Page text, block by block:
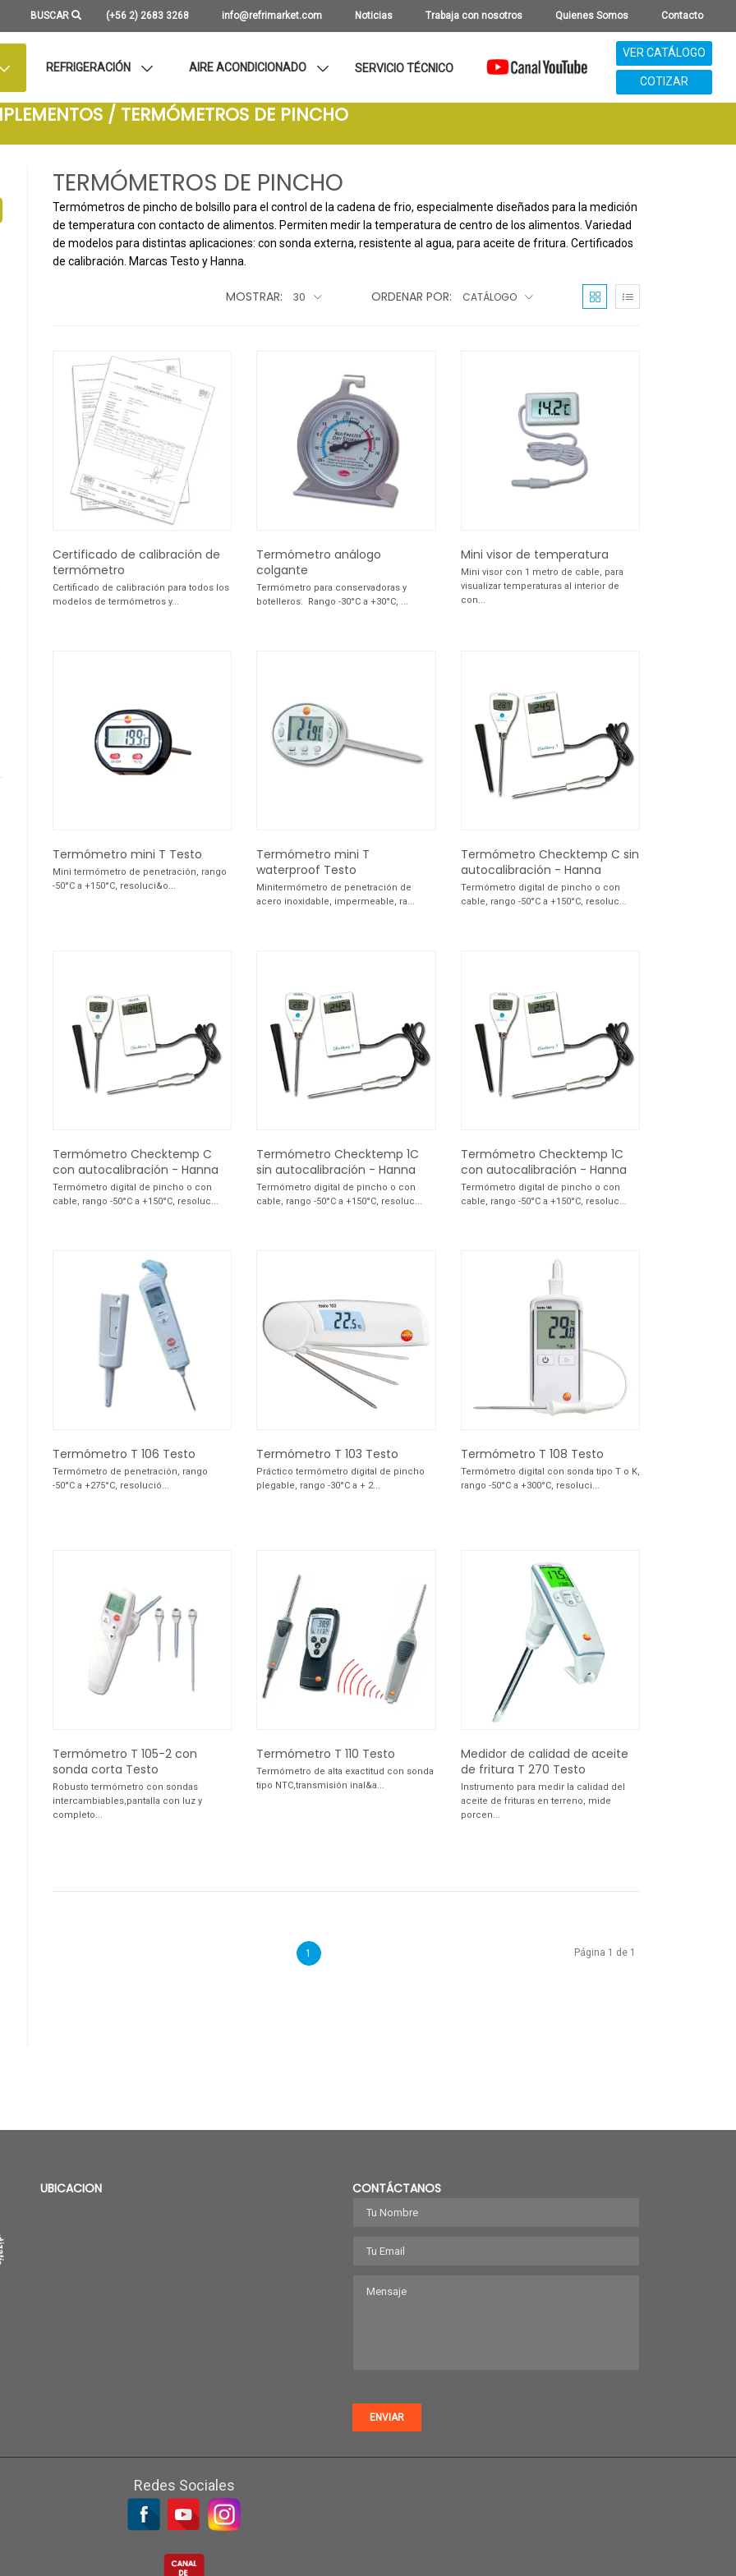
BUSCAR (+56 2) 2683 3268 info@refrimarket.com Noticias Trabaja con nosotros Quienes Somos Contacto
REFRIGERACIÓN AIRE ACONDICIONADO SERVICIO TÉCNICO
VER CATÁLOGO
COTIZAR
/ TERMÓMETROS DE PINCHO
TERMÓMETROS DE PINCHO
Termómetros de pincho de bolsillo para el control de la cadena de frio, especialmente diseñados para la medición
de temperatura con contacto de alimentos. Permiten medir la temperatura de centro de los alimentos. Variedad
de modelos para distintas aplicaciones: con sonda externa, resistente al agua, para aceite de fritura. Certificados
de calibración. Marcas Testo y Hanna.
MOSTRAR: 30 ORDENAR POR: CATÁLOGO
Certificado de calibración de
termómetro
Certificado de calibración para todos los
modelos de termómetros y...
Termómetro análogo
colgante
Termómetro para conservadoras y
botelleros. Rango -30°C a +30°C, ...
Mini visor de temperatura
Mini visor con 1 metro de cable, para
visualizar temperaturas al interior de
con...
Termómetro mini T Testo
Mini termómetro de penetración, rango
-50°C a +150°C, resoluci&o...
Termómetro mini T
waterproof Testo
Minitermómetro de penetración de
acero inoxidable, impermeable, ra...
Termómetro Checktemp C sin
autocalibración - Hanna
Termómetro digital de pincho o con
cable, rango -50°C a +150°C, resoluc...
Termómetro Checktemp C
con autocalibración - Hanna
Termómetro digital de pincho o con
cable, rango -50°C a +150°C, resoluc...
Termómetro Checktemp 1C
sin autocalibración - Hanna
Termómetro digital de pincho o con
cable, rango -50°C a +150°C, resoluc...
Termómetro Checktemp 1C
con autocalibración - Hanna
Termómetro digital de pincho o con
cable, rango -50°C a +150°C, resoluc...
Termómetro T 106 Testo
Termómetro de penetración, rango
-50°C a +275°C, resolució...
Termómetro T 103 Testo
Práctico termómetro digital de pincho
plegable, rango -30°C a + 2...
Termómetro T 108 Testo
Termómetro digital con sonda tipo T o K,
rango -50°C a +300°C, resoluci...
Termómetro T 105-2 con
sonda corta Testo
Robusto termómetro con sondas
intercambiables,pantalla con luz y
completo...
Termómetro T 110 Testo
Termómetro de alta exactitud con sonda
tipo NTC,transmisión inal&a...
Medidor de calidad de aceite
de fritura T 270 Testo
Instrumento para medir la calidad del
aceite de frituras en terreno, mide
porcen...
1 Página 1 de 1
UBICACION CONTÁCTANOS
ENVIAR
Redes Sociales